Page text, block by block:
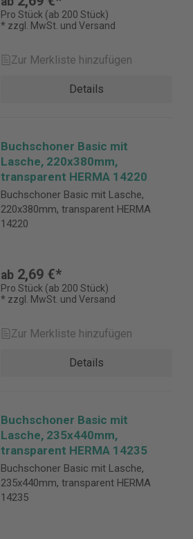
Pro Stück (ab 200 Stück)
* zzgl. MwSt. und Versand
Zur Merkliste hinzufügen
Details
Buchschoner Basic mit
Lasche, 220x380mm,
transparent HERMA 14220
Buchschoner Basic mit Lasche,
220x380mm, transparent HERMA
14220
ab 2,69 €*
Pro Stück (ab 200 Stück)
* zzgl. MwSt. und Versand
Zur Merkliste hinzufügen
Details
Buchschoner Basic mit
Lasche, 235x440mm,
transparent HERMA 14235
Buchschoner Basic mit Lasche,
235x440mm, transparent HERMA
14235